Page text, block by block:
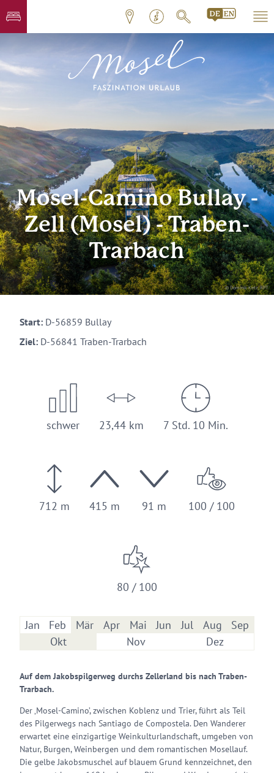
© Dominik Ketz, RPT
Mosel-Camino Bullay -
Zell (Mosel) - Traben-
Trarbach
Start: D-56859 Bullay
Ziel: D-56841 Traben-Trarbach
schwer 23,44 km 7 Std. 10 Min.
712 m 415 m 91 m 100 / 100
80 / 100
Jan Feb Mär Apr Mai Jun Jul Aug
Sep
Okt
Nov Dez
Auf dem Jakobspilgerweg durchs Zellerland bis nach Traben-
Trarbach.
Der ‚Mosel-Camino’, zwischen Koblenz und Trier, führt als Teil
des Pilgerwegs nach Santiago de Compostela. Den Wanderer
erwartet eine einzigartige Weinkulturlandschaft, umgeben von
Natur, Burgen, Weinbergen und dem romantischen Mosellauf.
Die gelbe Jakobsmuschel auf blauem Grund kennzeichnet, den